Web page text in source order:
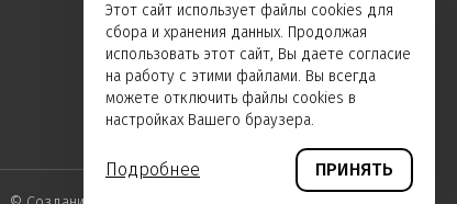
Этот сайт использует файлы cookies для
сбора и хранения данных. Продолжая
использовать этот сайт, Вы даете согласие
на работу с этими файлами. Вы всегда
можете отключить файлы cookies в
настройках Вашего браузера.
Подробнее ПРИНЯТЬ